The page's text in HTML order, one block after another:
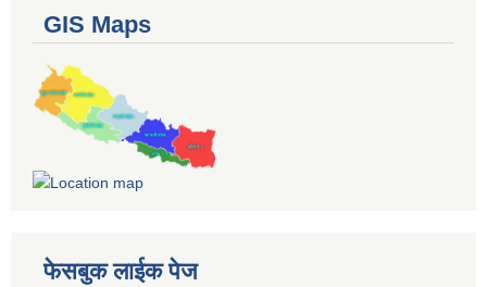
GIS Maps
फेसबुक लाईक पेज